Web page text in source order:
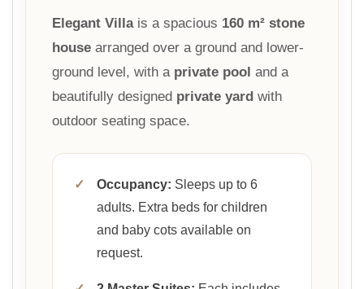
Elegant Villais a spacious 160 m² stone
house arranged over a ground and lower-
ground level, with a private pool and a
beautifully designed private yard with
outdoor seating space.
✓ Occupancy: Sleeps up to 6
adults. Extra beds for children
and baby cots available on
request.